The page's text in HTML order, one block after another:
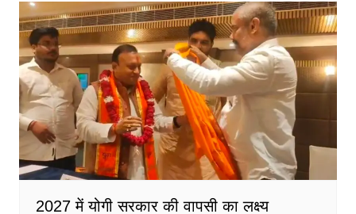
2027 में योगी सरकार की वापसी का लक्ष्य